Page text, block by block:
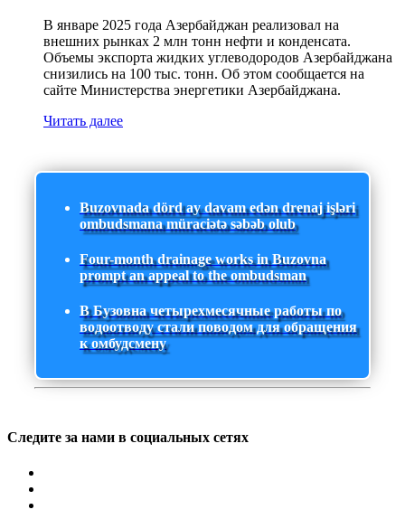
В январе 2025 года Азербайджан реализовал на
внешних рынках 2 млн тонн нефти и конденсата.
Объемы экспорта жидких углеводородов Азербайджана
снизились на 100 тыс. тонн. Об этом сообщается на
сайте Министерства энергетики Азербайджана.
Читать далее
Buzovnada dörd ay davam edən drenaj işləri
ombudsmana müraciətə səbəb olub
Four-month drainage works in Buzovna
prompt an appeal to the ombudsman
В Бузовна четырехмесячные работы по
водоотводу стали поводом для обращения
к омбудсмену
Следите за нами в социальных сетях